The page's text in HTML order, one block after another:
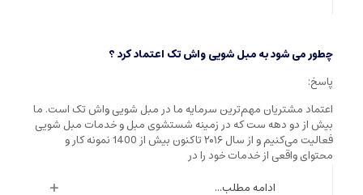
چطور می شود به مبل شویی واش تک اعتماد کرد ؟
پاسخ:
اعتماد مشتریان مهم‌ترین سرمایه ما در مبل شویی واش تک است. ما
بیش از دو دهه ست که در زمینه شستشوی مبل و خدمات مبل شویی
فعالیت می‌کنیم و از سال ۲۰۱۶ تاکنون بیش از 1400 نمونه کار و
محتوای واقعی از خدمات خود را در
ادامه مطلب...